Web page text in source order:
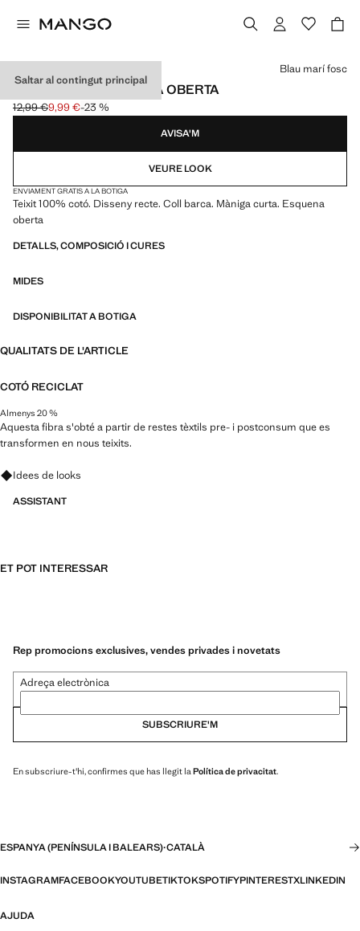
Saltar al contingut principal
SAMARRETA ESQUENA OBERTA
Preu inicial ratllat [12,99 € ]
12,99 €
Preu actual [9,99 € ]
9,99 €-23 %
Selecciona un color
Blau marí fosc
AVISA'M
VEURE LOOK
ENVIAMENT GRATIS A LA BOTIGA
Teixit 100% cotó. Disseny recte. Coll barca. Màniga curta. Esquena
oberta
DETALLS, COMPOSICIÓ I CURES
MIDES
DISPONIBILITAT A BOTIGA
QUALITATS DE L'ARTICLE
COTÓ RECICLAT
Almenys 20 %
Aquesta fibra s'obté a partir de restes tèxtils pre- i postconsum que es
transformen en nous teixits.
Pregunta per looks, peces i tendències
Idees de looks
ASSISTANT
ET POT INTERESSAR
Rep promocions exclusives, vendes privades i novetats
Adreça electrònica
SUBSCRIURE'M
En subscriure-t'hi, confirmes que has llegit laPolítica de privacitat.
ESPANYA (PENÍNSULA I BALEARS)·CATALÀ
INSTAGRAMFACEBOOKYOUTUBETIKTOKSPOTIFYPINTERESTXLINKEDIN
AJUDA